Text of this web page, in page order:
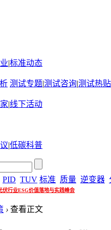
|标准动态
测试专题|测试咨询|测试热贴
|线下活动
|低碳科普
PID TUV 标准 质量 逆变器
伏行业ESG价值落地与实践峰会
› 查看正文